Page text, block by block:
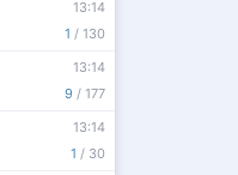
1 / 130
13:14
9 / 177
13:14
1 / 30
13:14